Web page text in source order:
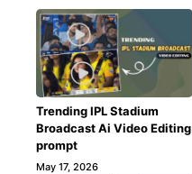
Trending IPL Stadium
Broadcast Ai Video Editing
prompt
May 17, 2026